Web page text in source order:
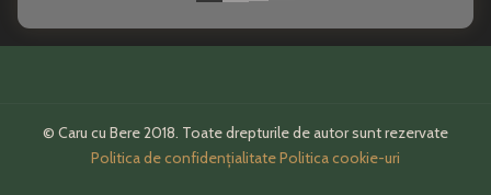
© Caru cu Bere 2018. Toate drepturile de autor sunt rezervate
Politica de confidențialitatePolitica cookie-uri